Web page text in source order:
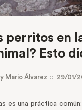
perritos en
Esto
Mario Álvarez 29/01/
es una práctica